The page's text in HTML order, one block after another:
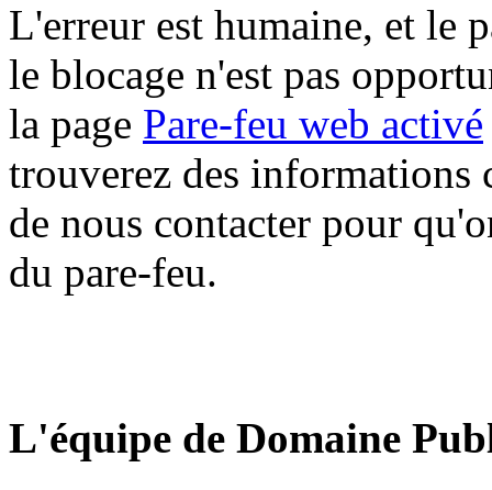
L'erreur est humaine, et le
le blocage n'est pas
la page Pare-feu web activé
trouverez des informations
de nous contacter pour
du pare-feu.
L'équipe de Domaine